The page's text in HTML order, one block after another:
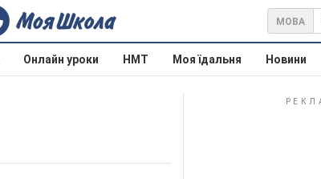
МОВА
Онлайн уроки НМТ Моя їдальня Новини